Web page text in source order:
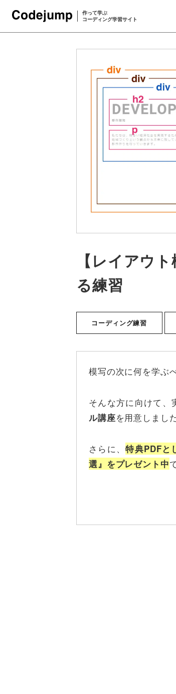
作って学ぶ
コーディング学習サイト
【レイアウ
る練習
コーディング練習
模写の次に何を学ぶ
そんな方に向けて、
ル講座を用意しました
さらに、特典PDFと
選』をプレゼント中